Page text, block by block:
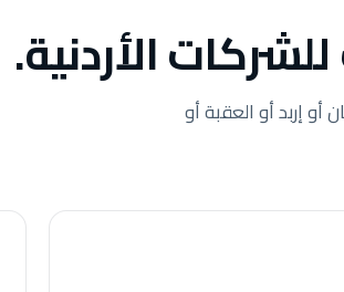
إربد أو العقبة أو